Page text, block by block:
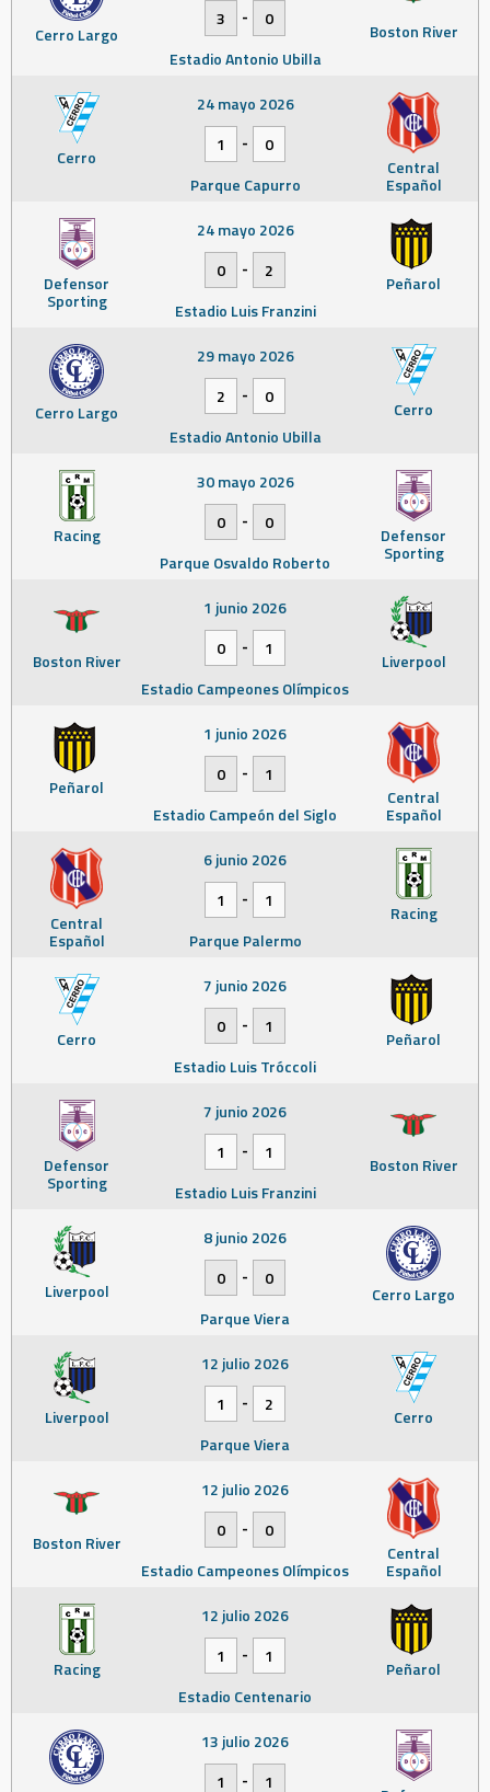
Cerro Largo Boston River
3
-
0
Estadio Antonio Ubilla
Cerro Central
Español
24 mayo 2026
1
-
0
Parque Capurro
Defensor
Sporting
Peñarol
24 mayo 2026
0
-
2
Estadio Luis Franzini
Cerro Largo Cerro
29 mayo 2026
2
-
0
Estadio Antonio Ubilla
Racing Defensor
Sporting
30 mayo 2026
0
-
0
Parque Osvaldo Roberto
Boston River Liverpool
1 junio 2026
0
-
1
Estadio Campeones Olímpicos
Peñarol Central
Español
1 junio 2026
0
-
1
Estadio Campeón del Siglo
Central
Español
Racing
6 junio 2026
1
-
1
Parque Palermo
Cerro Peñarol
7 junio 2026
0
-
1
Estadio Luis Tróccoli
Defensor
Sporting
Boston River
7 junio 2026
1
-
1
Estadio Luis Franzini
Liverpool Cerro Largo
8 junio 2026
0
-
0
Parque Viera
Liverpool Cerro
12 julio 2026
1
-
2
Parque Viera
Boston River Central
Español
12 julio 2026
0
-
0
Estadio Campeones Olímpicos
Racing Peñarol
12 julio 2026
1
-
1
Estadio Centenario
13 julio 2026
1
- 1